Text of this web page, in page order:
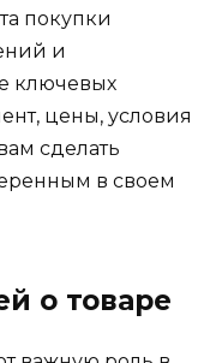
покупки
и
ключевых
цены, условия
сделать
в своем
о товаре